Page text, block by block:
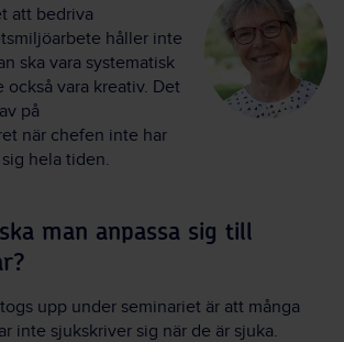
att bedriva
håller inte
ska vara systematisk
också vara kreativ. Det
på
när chefen inte har
hela tiden.
man anpassa sig till
upp under seminariet är att många
inte sjukskriver sig när de är sjuka.